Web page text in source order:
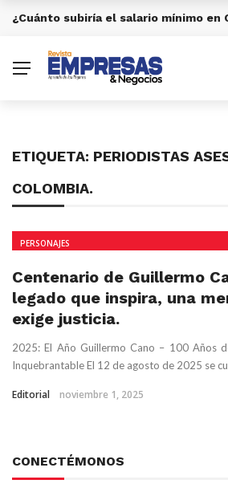
ULTIMA HORA
¿Cuánto subiría el salario mínimo en
ETIQUETA: PERIODISTAS
COLOMBIA.
PERSONAJES
Centenario de Guillermo
legado que inspira, una
exige justicia.
2025: El Año Guillermo Cano – 100 Años
Inquebrantable El 12 de agosto de 2025 se
Editorial noviembre 1, 2025
CONECTÉMONOS